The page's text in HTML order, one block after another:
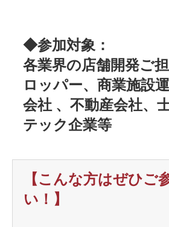
◆参加対象：
各業界の店舗開発ご
ロッパー、商業施設
会社 、不動産会社、
テック企業等
【こんな方はぜひご
い！】